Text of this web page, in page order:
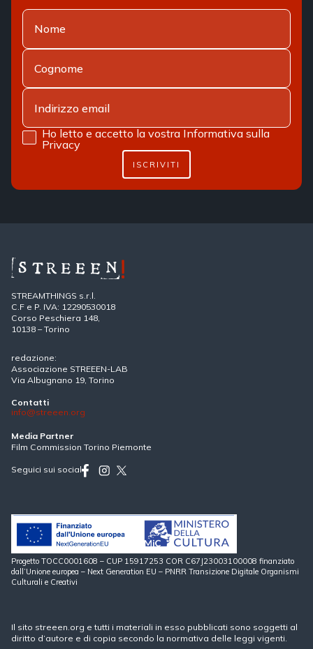
Ho letto e accetto la vostra Informativa sulla
Privacy
ISCRIVITI
STREAMTHINGS s.r.l.
C.F e P. IVA: 12290530018
Corso Peschiera 148,
10138 – Torino
redazione:
Associazione STREEEN-LAB
Via Albugnano 19, Torino
Contatti
info@streeen.org
Media Partner
Film Commission Torino Piemonte
Seguici sui social
Progetto TOCC0001608 – CUP 15917253 COR C67J23003100008 finanziato
dall’Unione europea – Next Generation EU – PNRR Transizione Digitale Organismi
Culturali e Creativi
Il sito streeen.org e tutti i materiali in esso pubblicati sono soggetti al
diritto d’autore e di copia secondo la normativa delle leggi vigenti.